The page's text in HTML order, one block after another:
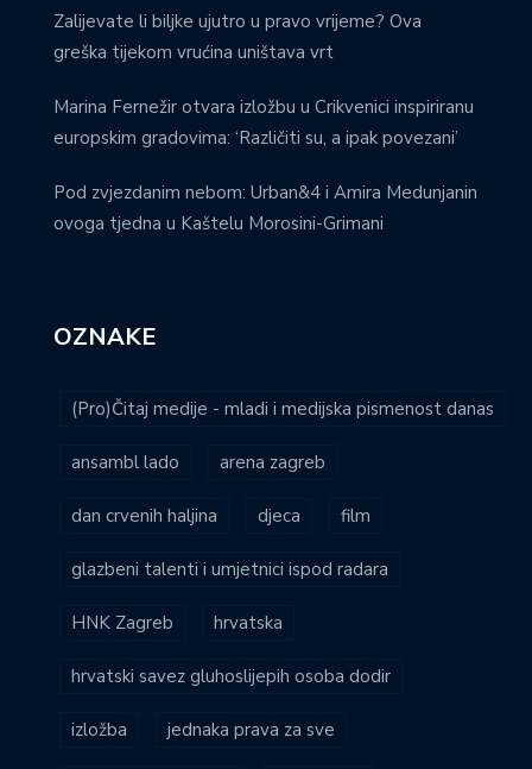
Zalijevate li biljke ujutro u pravo vrijeme? Ova
greška tijekom vrućina uništava vrt
Marina Fernežir otvara izložbu u Crikvenici inspiriranu
europskim gradovima: ‘Različiti su, a ipak povezani’
Pod zvjezdanim nebom: Urban&4 i Amira Medunjanin
ovoga tjedna u Kaštelu Morosini-Grimani
OZNAKE
(Pro)Čitaj medije - mladi i medijska pismenost danas
ansambl lado arena zagreb
dan crvenih haljina djeca film
glazbeni talenti i umjetnici ispod radara
HNK Zagreb hrvatska
hrvatski savez gluhoslijepih osoba dodir
izložba jednaka prava za sve